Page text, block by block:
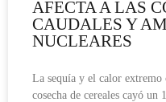
AFECTA A LAS
CAUDALES Y
NUCLEARES
La sequía y el calor extremo
cosecha de cereales cayó